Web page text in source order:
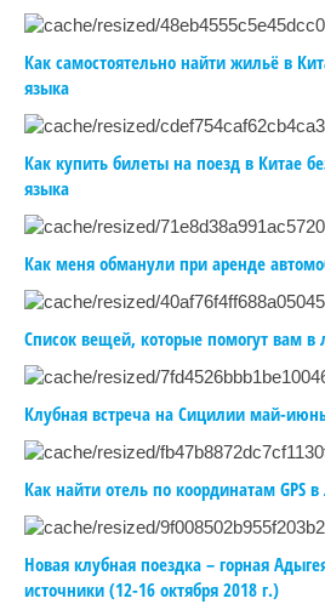
Как самостоятельно найти жильё в
языка
Как купить билеты на поезд в Китае
языка
Как меня обманули при аренде
Список вещей, которые помогут вам
Клубная встреча на Сицилии май-
Как найти отель по координатам GPS
Новая клубная поездка – горная
источники (12-16 октября 2018 г.)